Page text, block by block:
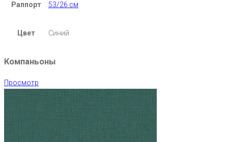
Раппорт 53/26 см
Цвет Синий
Компаньоны
Просмотр